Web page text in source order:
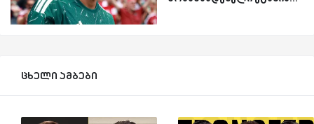
ცხელი ამბები